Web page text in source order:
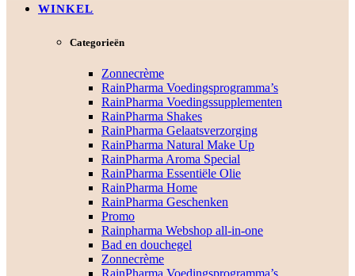
WINKEL
Categorieën
Zonnecrème
RainPharma Voedingsprogramma’s
RainPharma Voedingssupplementen
RainPharma Shakes
RainPharma Gelaatsverzorging
RainPharma Natural Make Up
RainPharma Aroma Special
RainPharma Essentiële Olie
RainPharma Home
RainPharma Geschenken
Promo
Rainpharma Webshop all-in-one
Bad en douchegel
Zonnecrème
RainPharma Voedingsprogramma’s